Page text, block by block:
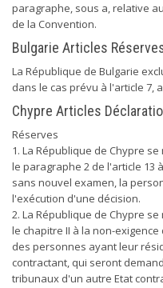
paragraphe, sous a, relative
de la Convention.
Bulgarie Articles
La République de Bulgarie
dans le cas prévu à l'article 7,
Chypre Articles
Réserves
1. La République de Chypre
le paragraphe 2 de l'article 13
sans nouvel examen, la
l'exécution d'une décision.
2. La République de Chypre
le chapitre II à la non-
des personnes ayant leur
contractant, qui seront
tribunaux d'un autre Etat